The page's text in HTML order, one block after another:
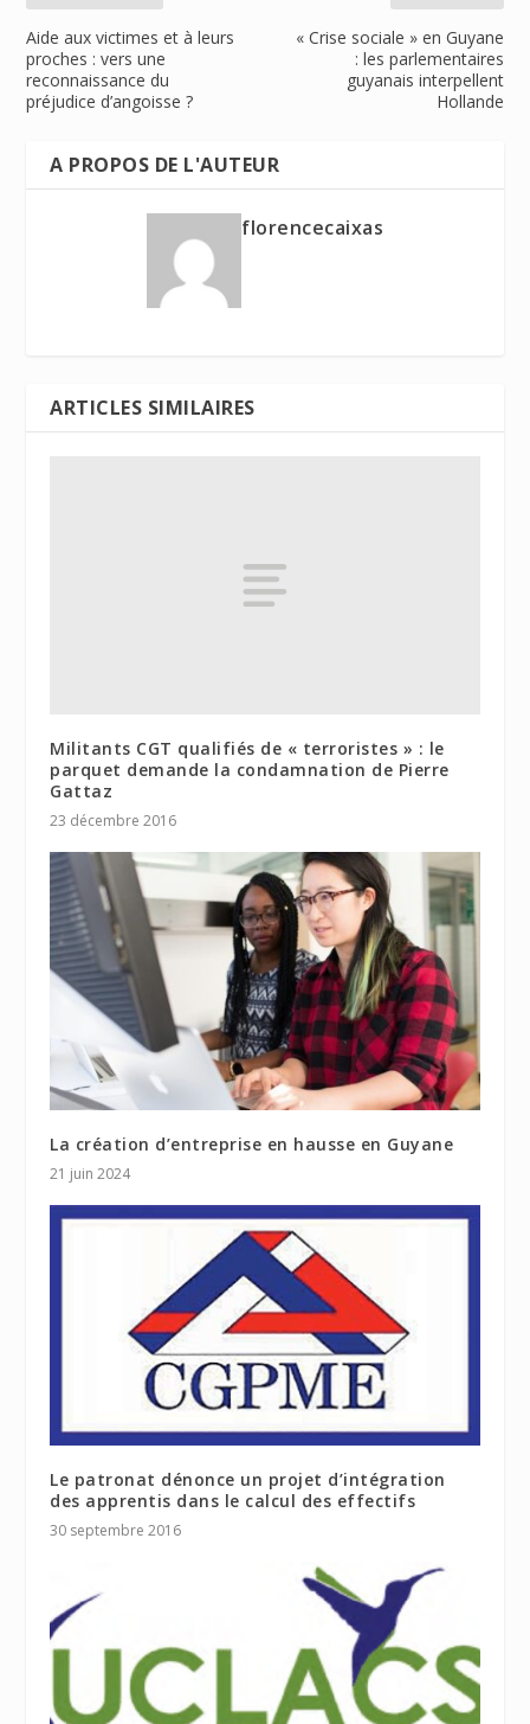
Aide aux victimes et à leurs
proches : vers une
reconnaissance du
préjudice d’angoisse ?
« Crise sociale » en Guyane
: les parlementaires
guyanais interpellent
Hollande
A PROPOS DE L'AUTEUR
florencecaixas
ARTICLES SIMILAIRES
Militants CGT qualifiés de « terroristes » : le
parquet demande la condamnation de Pierre
Gattaz
23 décembre 2016
La création d’entreprise en hausse en Guyane
21 juin 2024
Le patronat dénonce un projet d’intégration
des apprentis dans le calcul des effectifs
30 septembre 2016